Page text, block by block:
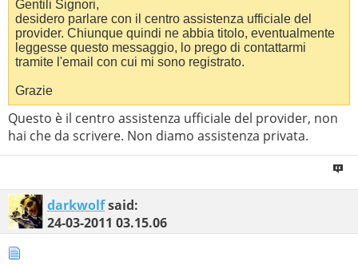
Gentili Signori,
desidero parlare con il centro assistenza ufficiale del
provider. Chiunque quindi ne abbia titolo, eventualmente
leggesse questo messaggio, lo prego di contattarmi
tramite l'email con cui mi sono registrato.
Grazie
Questo è il centro assistenza ufficiale del provider, non
hai che da scrivere. Non diamo assistenza privata.
darkwolfsaid:
24-03-2011 03.15.06